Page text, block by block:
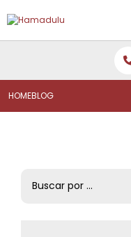
HOMEBLOG